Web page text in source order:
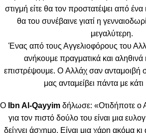
στιγμή είτε θα τον προστατέψει από
θα του συνέβαινε γιατί η
μεγαλύτερη.
Ένας από τους Αγγελιοφόρους του
ανήκουμε πραγματικά και αληθινά
επιστρέψουμε. O Αλλάχ σαν ανταμοιβή
μας ανταμείβει πάντα με
Ο Ibn Al-Qayyim δήλωσε: «Οτιδήποτε ο
για τον πιστό δούλο του είναι μια
δείχνει άσχημο. Είναι μια χάρη ακόμα κι